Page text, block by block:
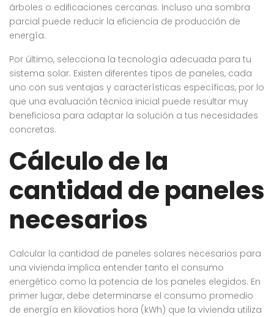
árboles o edificaciones cercanas. Incluso una sombra
parcial puede reducir la eficiencia de producción de
energía.
Por último, selecciona la tecnología adecuada para tu
sistema solar. Existen diferentes tipos de paneles, cada
uno con sus ventajas y características específicas, por lo
que una evaluación técnica inicial puede resultar muy
beneficiosa para adaptar la solución a tus necesidades
concretas.
Cálculo de la
cantidad de paneles
necesarios
Calcular la cantidad de paneles solares necesarios para
una vivienda implica entender tanto el consumo
energético como la potencia de los paneles elegidos. En
primer lugar, debe determinarse el consumo promedio
de energía en kilovatios hora (kWh) que la vivienda utiliza